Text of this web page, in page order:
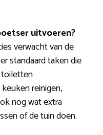
uitvoeren?
verwacht van de
standaard taken die
reinigen,
nog wat extra
of de tuin doen.